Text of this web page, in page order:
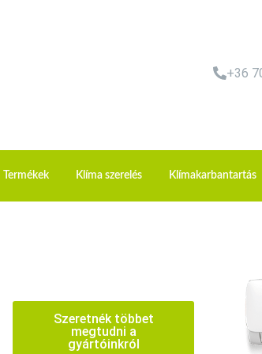
+36
Termékek Klíma szerelés Klímakarbantartás
Szeretnék többet
megtudni a
gyártóinkról